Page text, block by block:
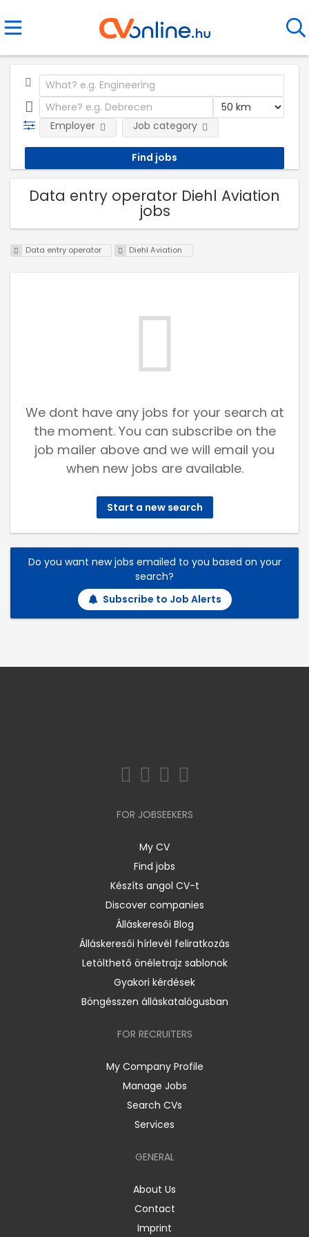
Employer Job category
Data entry operator Diehl Aviation
jobs
Data entry operator Diehl Aviation
We dont have any jobs for your search at
the moment. You can subscribe on the
job mailer above and we will email you
when new jobs are available.
Start a new search
Do you want new jobs emailed to you based on your
search?
Subscribe to Job Alerts
FOR JOBSEEKERS
My CV
Find jobs
Készíts angol CV-t
Discover companies
Álláskeresői Blog
Álláskeresői hírlevél feliratkozás
Letölthető önéletrajz sablonok
Gyakori kérdések
Böngésszen álláskatalógusban
FOR RECRUITERS
My Company Profile
Manage Jobs
Search CVs
Services
GENERAL
About Us
Contact
Imprint